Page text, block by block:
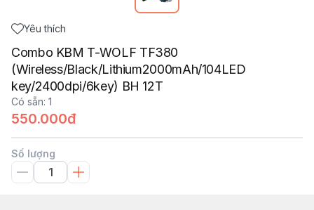
Yêu thích
Combo KBM T-WOLF TF380
(Wireless/Black/Lithium2000mAh/104LED
key/2400dpi/6key) BH 12T
Có sẵn: 1
550.000đ
Số lượng